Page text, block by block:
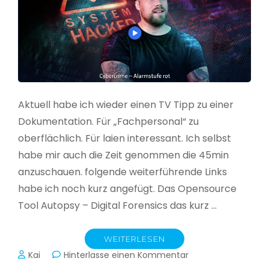
Aktuell habe ich wieder einen TV Tipp zu einer
Dokumentation. Für „Fachpersonal“ zu
oberflächlich. Für laien interessant. Ich selbst
habe mir auch die Zeit genommen die 45min
anzuschauen. folgende weiterführende Links
habe ich noch kurz angefügt. Das Opensource
Tool Autopsy – Digital Forensics das kurz …
WEITERLESEN
Kai Hinterlasse einen Kommentarzu